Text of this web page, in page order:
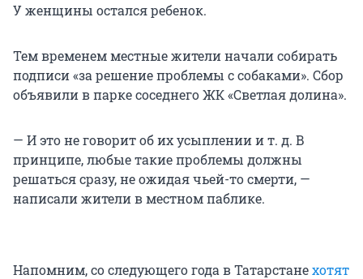
У женщины остался ребенок.
Тем временем местные жители начали собирать
подписи «за решение проблемы с собаками». Сбор
объявили в парке соседнего ЖК «Светлая долина».
— И это не говорит об их усыплении и т. д. В
принципе, любые такие проблемы должны
решаться сразу, не ожидая чьей-то смерти, —
написали жители в местном паблике.
Напомним, со следующего года в Татарстанехотят